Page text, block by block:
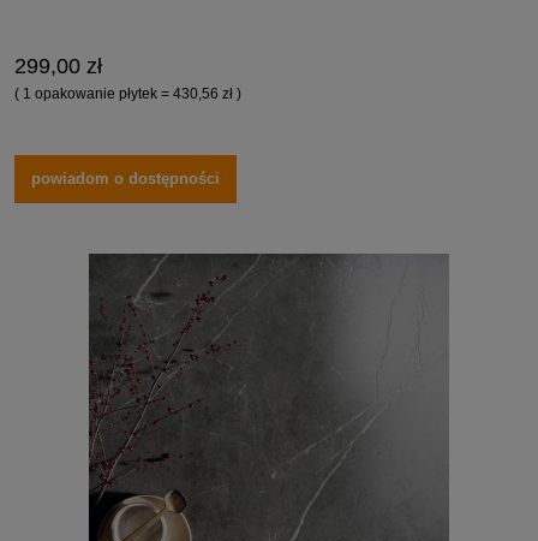
299,00 zł
( 1 opakowanie płytek = 430,56 zł )
powiadom o dostępności